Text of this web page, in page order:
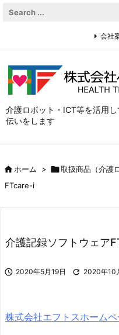
介護ロボット・ICT等を活用
伝いをします
会社
ホーム > 取扱商品（介護
FTcare-i
介護記録ソフトウェア
 2020年5月19日  2020年10
株式会社エフトスホームペ